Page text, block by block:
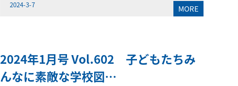
2024-3-7 MORE
2024年1月号 Vol.602 子どもたちみ
んなに素敵な学校図…